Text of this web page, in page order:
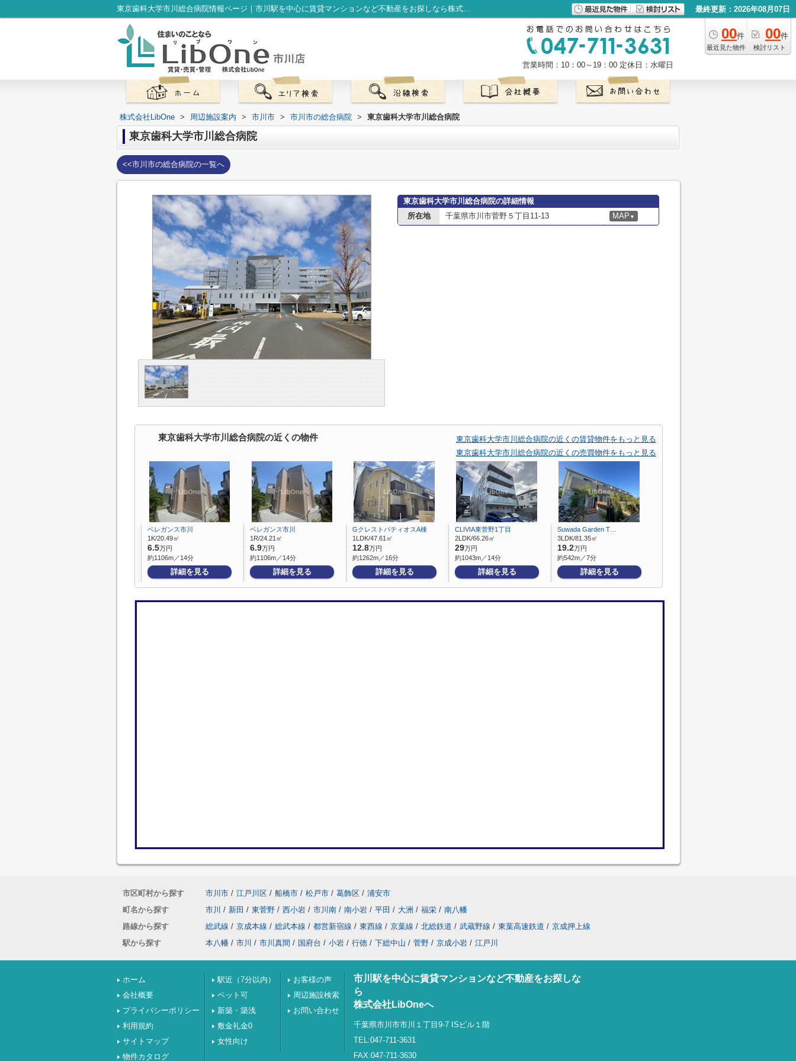
東京歯科大学市川総合病院情報ページ｜市川駅を中心に賃貸マンションなど不動産をお探しなら株式会社LibOneへ 最終更新：2026年08月07日
00件
最近見た物件
00件
検討リスト
営業時間：10：00～19：00 定休日：水曜日
株式会社LibOne > 周辺施設案内 > 市川市 > 市川市の総合病院 > 東京歯科大学市川総合病院
東京歯科大学市川総合病院
<<市川市の総合病院の一覧へ
東京歯科大学市川総合病院の詳細情報
所在地
千葉県市川市菅野５丁目11-13 MAP ▼
東京歯科大学市川総合病院の近くの物件
東京歯科大学市川総合病院の近くの賃貸物件をもっと見る
東京歯科大学市川総合病院の近くの売買物件をもっと見る
ベレガンス市川
1K/20.49㎡
6.5万円
約1106m／14分
詳細を見る
ベレガンス市川
1R/24.21㎡
6.9万円
約1106m／14分
詳細を見る
GクレストパティオスA棟
1LDK/47.61㎡
12.8万円
約1262m／16分
詳細を見る
CLIVIA東菅野1丁目
2LDK/66.26㎡
29万円
約1043m／14分
詳細を見る
Suwada Garden T…
3LDK/81.35㎡
19.2万円
約542m／7分
詳細を見る
市区町村から探す 市川市 / 江戸川区 / 船橋市 / 松戸市 / 葛飾区 / 浦安市
町名から探す
市川 / 新田 / 東菅野 / 西小岩 / 市川南 / 南小岩 / 平田 / 大洲 / 福栄 / 南八幡
路線から探す
総武線 / 京成本線 / 総武本線 / 都営新宿線 / 東西線 / 京葉線 / 北総鉄道 / 武蔵野線 / 東葉高速鉄道 / 京成押上線
駅から探す
本八幡 / 市川 / 市川真間 / 国府台 / 小岩 / 行徳 / 下総中山 / 菅野 / 京成小岩 / 江戸川
ホーム
会社概要
プライバシーポリシー
利用規約
サイトマップ
物件カタログ
駅近（7分以内）
ペット可
新築・築浅
敷金礼金0
女性向け
お客様の声
周辺施設検索
お問い合わせ
市川駅を中心に賃貸マンションなど不動産をお探しな
ら
株式会社LibOneへ
千葉県市川市市川１丁目9-7 ISビル１階
TEL:047-711-3631
FAX:047-711-3630